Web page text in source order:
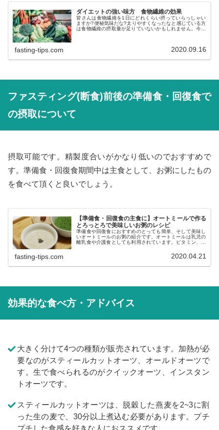
ダイエットの強い味方 食物繊維の効果
皆さんは食物繊維を1日にどれくらい摂っていらっしゃい
ますか?便秘気味だな?太りやすくなったなと感じている方
は食物繊維の摂取量が足りていないかもしれません。今回
fasting-tips.com 2020.09.16
ファスティング(断食)前後の準備食・回復食で
の摂取について
摂取可能です。精製度合いがかなり低いのでおすすめで
す。準備食・回復食期間中は主食として、お粥にしたもの
を食べて頂くと良いでしょう。
【準備食・回復食の主食に】オートミールで作る
とろっとろで美味しいお粥のレシピ
準備食や回復食におすすめのとっても簡単、そして美味し
いオートミールのお粥の紹介です。オートミールは乳児の
離乳食や介護食としても利用されています。ビタミン、ミ
に非常にオススメ。添加物が入っていなくて加工度が低い
fasting-tips.com 2020.04.21
効果的な食べ方・アドバイス
大きく分けて4つの種類が販売されています。加熱が必
要なのがスティールカットオーツ、オールドオーツで
す。生で食べられるのがクイックオーツ、インスタン
トオーツです。
スティールカットオーツは、脱穀した燕麦を2~3に割
った生の麦で、30分以上煮込む必要があります。プチ
プチした食感を好きな人におススメです。